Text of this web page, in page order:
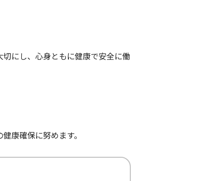
にし、心身ともに健康で安全に働
康確保に努めます。